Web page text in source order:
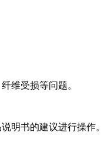
维受损等问题。
明书的建议进行操作。